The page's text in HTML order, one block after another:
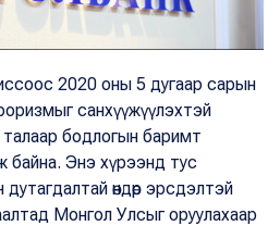
2020 оны 5 дугаар сарын
санхүүжүүлэхтэй
бодлогын баримт
байна. Энэ хүрээнд тус
өндөр эрсдэлтэй
Монгол Улсыг оруулахаар